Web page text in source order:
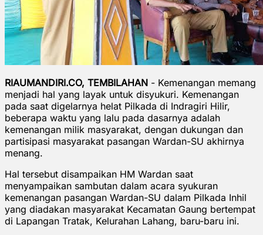
RIAUMANDIRI.CO, TEMBILAHAN - Kemenangan memang
menjadi hal yang layak untuk disyukuri. Kemenangan
pada saat digelarnya helat Pilkada di Indragiri Hilir,
beberapa waktu yang lalu pada dasarnya adalah
kemenangan milik masyarakat, dengan dukungan dan
partisipasi masyarakat pasangan Wardan-SU akhirnya
menang.
Hal tersebut disampaikan HM Wardan saat
menyampaikan sambutan dalam acara syukuran
kemenangan pasangan Wardan-SU dalam Pilkada Inhil
yang diadakan masyarakat Kecamatan Gaung bertempat
di Lapangan Tratak, Kelurahan Lahang, baru-baru ini.